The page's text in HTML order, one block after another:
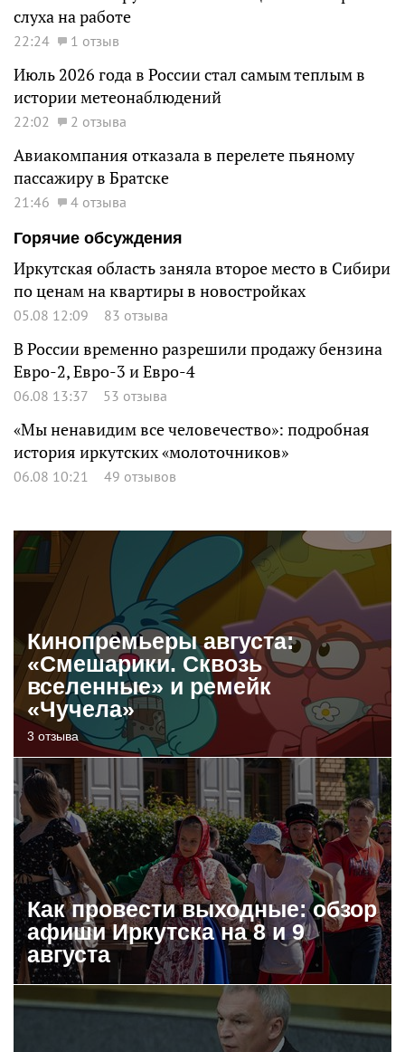
слуха на работе
22:24 1 отзыв
Июль 2026 года в России стал самым теплым в
истории метеонаблюдений
22:02 2 отзыва
Авиакомпания отказала в перелете пьяному
пассажиру в Братске
21:46
4 отзыва
Горячие обсуждения
Иркутская область заняла второе место в Сибири
по ценам на квартиры в новостройках
05.08 12:09 83 отзыва
В России временно разрешили продажу бензина
Евро-2, Евро-3 и Евро-4
06.08 13:37 53 отзыва
«Мы ненавидим все человечество»: подробная
история иркутских «молоточников»
06.08 10:21 49 отзывов
Кинопремьеры августа:
«Смешарики. Сквозь
вселенные» и ремейк
«Чучела»
3 отзыва
Как провести выходные: обзор
афиши Иркутска на 8 и 9
августа